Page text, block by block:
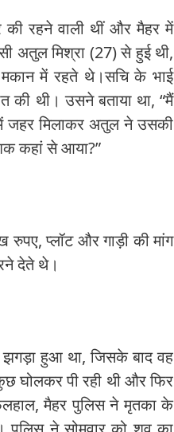
रहने वाली थीं और मैहर में
अतुल मिश्रा (27) से हुई थी,
मकान में रहते थे।सचि के भाई
की थी। उसने बताया था, “मैं
में जहर मिलाकर अतुल ने उसकी
कहां से आया?”
प्लॉट और गाड़ी की मांग
देते थे।
झगड़ा हुआ था, जिसके बाद वह
घोलकर पी रही थी और फिर
मैहर पुलिस ने मृतका के